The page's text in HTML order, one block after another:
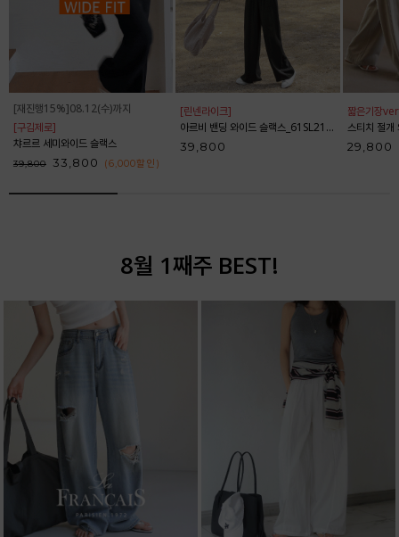
[재진행15%]08.12(수)까지
[구김제로]
챠르르 세미와이드 슬랙스
39,800 33,800 (6,000할인 )
[린넨라이크]
아르비 밴딩 와이드 슬랙스_61SL2153
39,800
짧은기장
스티치 절개
29,800
8월 1째주 BEST!